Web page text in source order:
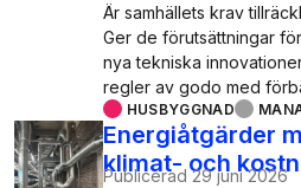
Är samhällets krav
Ger de förutsättningar
nya tekniska
regler av godo med
HUSBYGGNAD
Energiåtgärder
klimat- och
Publicerad 29 juni 2026